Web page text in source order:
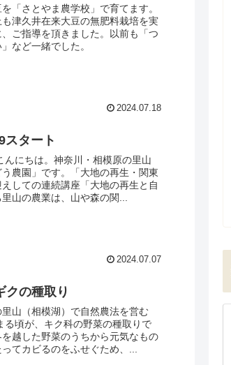
「さとやま農学校」で育てます。
津久井在来大豆の無肥料栽培を実
ご指導を頂きました。以前も「つ
など一緒でした。
2024.07.18
タート
にちは。神奈川・相模原の里山
農園」です。「大地の再生・関東
しての連続講座「大地の再生と自
山の農業は、山や森の関...
2024.07.07
クの種取り
山（相模湖）で自然農法を営む
る頃が、キク科の野菜の種取りで
越した野菜のうちから元気なもの
てカビるのをふせぐため、...